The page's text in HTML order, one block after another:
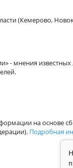
(Кемерово,
- мнения
на основе
Подробная